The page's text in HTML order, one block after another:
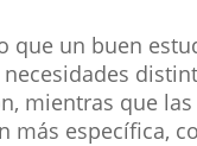
que un buen
mientras que
más específica,